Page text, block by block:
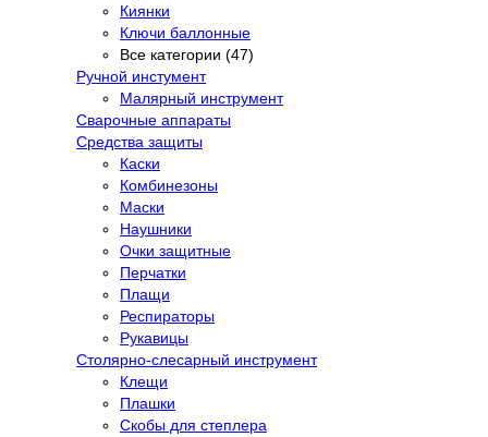
Киянки
Ключи баллонные
Все категории (47)
Ручной инстумент
Малярный инструмент
Сварочные аппараты
Средства защиты
Каски
Комбинезоны
Маски
Наушники
Очки защитные
Перчатки
Плащи
Респираторы
Рукавицы
Столярно-слесарный инструмент
Клещи
Плашки
Скобы для степлера